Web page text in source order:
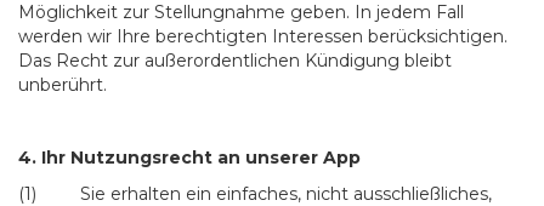
Möglichkeit zur Stellungnahme geben. In jedem Fall
werden wir Ihre berechtigten Interessen berücksichtigen.
Das Recht zur außerordentlichen Kündigung bleibt
unberührt.
4. Ihr Nutzungsrecht an unserer App
(1) Sie erhalten ein einfaches, nicht ausschließliches,